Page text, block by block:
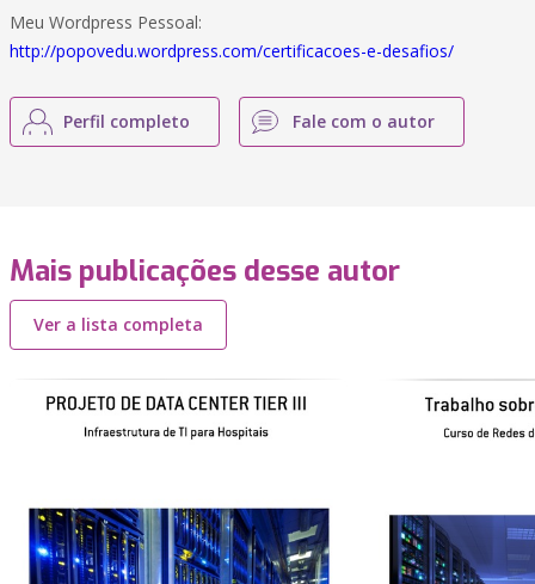
Meu Wordpress Pessoal:
http://popovedu.wordpress.com/certificacoes-e-desafios/
Perfil completo Fale com o autor
Mais publicações desse autor
Ver a lista completa